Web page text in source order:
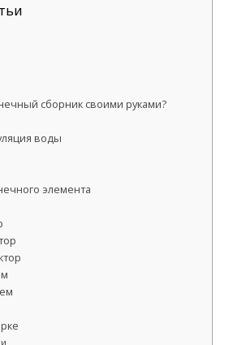
сборник своими руками?
воды
элемента